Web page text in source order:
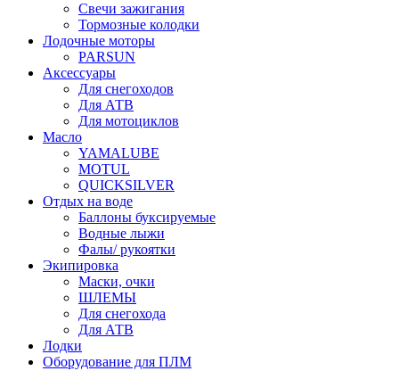
Свечи зажигания
Тормозные колодки
Лодочные моторы
PARSUN
Аксессуары
Для снегоходов
Для АТВ
Для мотоциклов
Масло
YAMALUBE
MOTUL
QUICKSILVER
Отдых на воде
Баллоны буксируемые
Водные лыжи
Фалы/ рукоятки
Экипировка
Маски, очки
ШЛЕМЫ
Для снегохода
Для АТВ
Лодки
Оборудование для ПЛМ